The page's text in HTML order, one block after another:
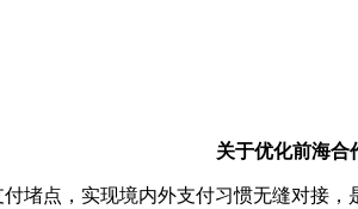
关于优化前海合
堵点，实现境内外支付习惯无缝对接